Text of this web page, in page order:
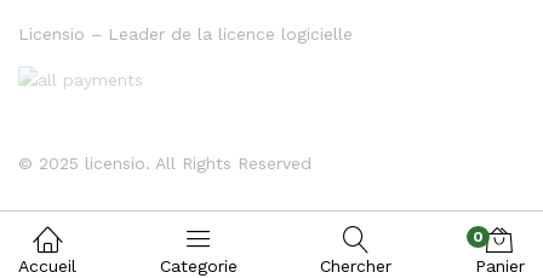
© 2025 licensio. All Rights Reserved
Licensio – Leader de la licence logicielle
Accueil Categorie Chercher
0
Panier